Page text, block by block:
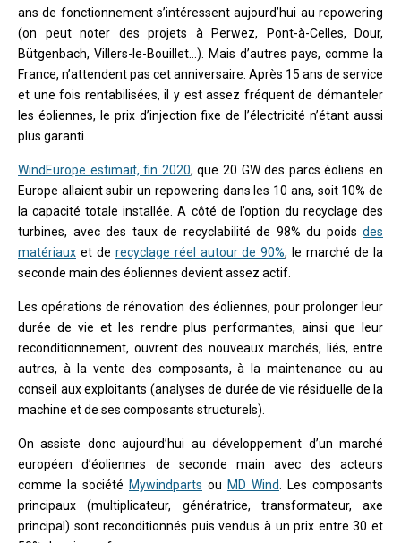
ans de fonctionnement s’intéressent aujourd’hui au repowering
(on peut noter des projets à Perwez, Pont-à-Celles, Dour,
Bütgenbach, Villers-le-Bouillet…). Mais d’autres pays, comme la
France, n’attendent pas cet anniversaire. Après 15 ans de service
et une fois rentabilisées, il y est assez fréquent de démanteler
les éoliennes, le prix d’injection fixe de l’électricité n’étant aussi
plus garanti.
WindEurope estimait, fin 2020, que 20 GW des parcs éoliens en
Europe allaient subir un repowering dans les 10 ans, soit 10% de
la capacité totale installée. A côté de l’option du recyclage des
turbines, avec des taux de recyclabilité de 98% du poids des
matériaux et de recyclage réel autour de 90%, le marché de la
seconde main des éoliennes devient assez actif.
Les opérations de rénovation des éoliennes, pour prolonger leur
durée de vie et les rendre plus performantes, ainsi que leur
reconditionnement, ouvrent des nouveaux marchés, liés, entre
autres, à la vente des composants, à la maintenance ou au
conseil aux exploitants (analyses de durée de vie résiduelle de la
machine et de ses composants structurels).
On assiste donc aujourd’hui au développement d’un marché
européen d’éoliennes de seconde main avec des acteurs
comme la société Mywindparts ou MD Wind
. Les composants
principaux (multiplicateur, génératrice, transformateur, axe
principal) sont reconditionnés puis vendus à un prix entre 30 et